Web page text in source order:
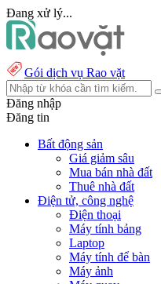
Đang xử lý...
Gói dịch vụ Rao vặt
Đăng nhập
Đăng tin
Bất động sản
Giá giảm sâu
Mua bán nhà đất
Thuê nhà đất
Điện tử, công nghệ
Điện thoại
Máy tính bảng
Laptop
Máy tính để bàn
Máy ảnh